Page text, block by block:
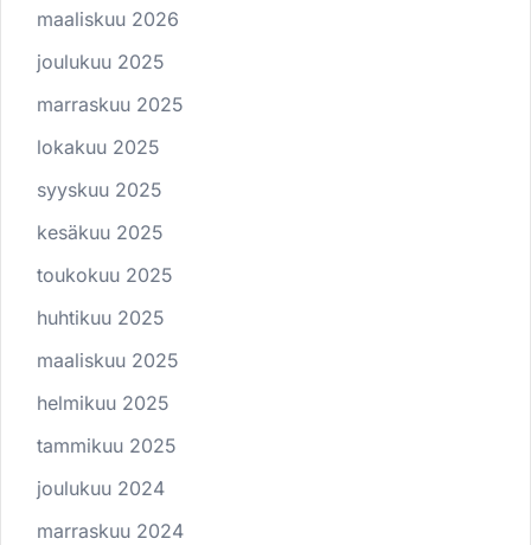
maaliskuu 2026
joulukuu 2025
marraskuu 2025
lokakuu 2025
syyskuu 2025
kesäkuu 2025
toukokuu 2025
huhtikuu 2025
maaliskuu 2025
helmikuu 2025
tammikuu 2025
joulukuu 2024
marraskuu 2024